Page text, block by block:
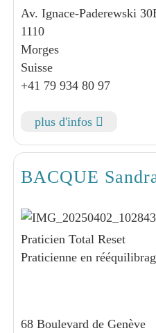
Av. Ignace-Paderewski
1110
Morges
Suisse
+41 79 934 80 97
plus d'infos
BACQUE
Praticien Total Reset
Praticienne en
68 Boulevard de Genève